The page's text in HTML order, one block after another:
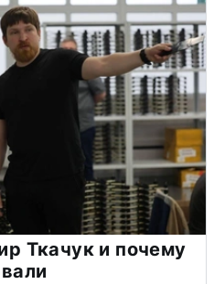
Ткачук и почему